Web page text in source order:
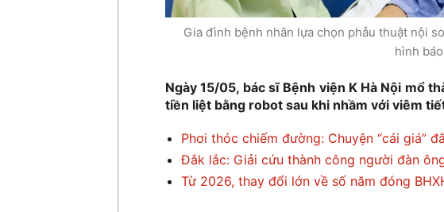
Gia đình bệnh nhân lựa chọn phẫu thuật nội
hình
Ngày 15/05, bác sĩ Bệnh viện K Hà Nội mổ
tiền liệt bằng robot sau khi nhầm với viêm
Phơi thóc chiếm đường: Chuyện “cái giá”
Đắk lắc: Giải cứu thành công người đàn
Từ 2026, thay đổi lớn về số năm đóng